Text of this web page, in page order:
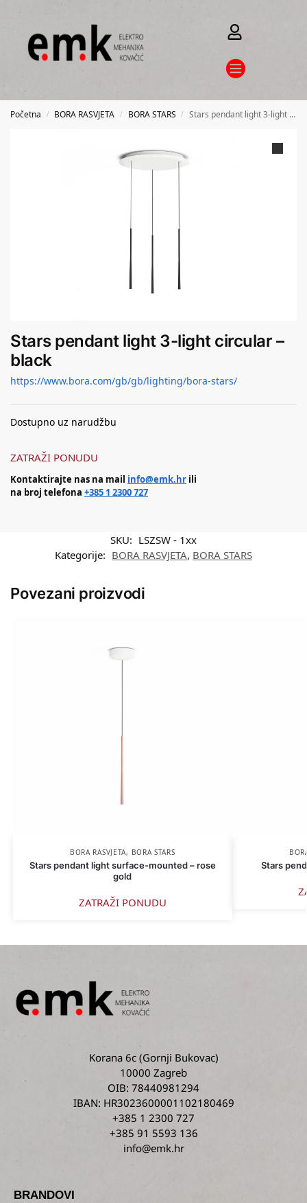
Početna / BORA RASVJETA / BORA STARS / Stars pendant light 3-light circular – black
Stars pendant light 3-light circular –
black
https://www.bora.com/gb/gb/lighting/bora-stars/
Dostupno uz narudžbu
ZATRAŽI PONUDU
Kontaktirajte nas na mail info@emk.hr ili
na broj telefona +385 1 2300 727
SKU: LSZSW - 1xx
Kategorije: BORA RASVJETA, BORA STARS
Povezani proizvodi
BORA RASVJETA, BORA STARS
Stars pendant light surface-mounted – rose
gold
ZATRAŽI PONUDU
Stars
Korana 6c(Gornji Bukovac)
10000 Zagreb
OIB: 78440981294
IBAN: HR3023600001102180469
+385 1 2300 727
+385 91 5593 136
info@emk.hr
BRANDOVI